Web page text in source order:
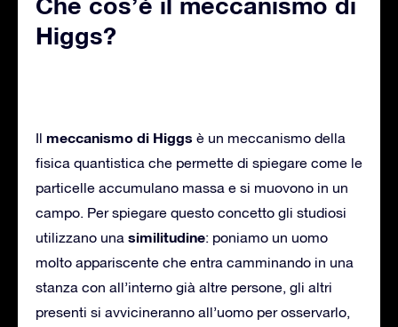
Higgs?
Il meccanismo di Higgs è un meccanismo della
fisica quantistica che permette di spiegare come le
particelle accumulano massa e si muovono in un
campo. Per spiegare questo concetto gli studiosi
utilizzano una similitudine: poniamo un uomo
molto appariscente che entra camminando in una
stanza con all’interno già altre persone, gli altri
presenti si avvicineranno all’uomo per osservarlo,